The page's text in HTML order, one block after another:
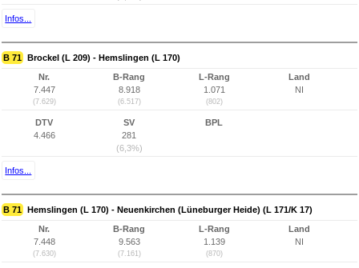
Infos...
B 71 Brockel (L 209) - Hemslingen (L 170)
Nr.
7.447
(7.629)
B-Rang
8.918
(6.517)
L-Rang
1.071
(802)
Land
NI
DTV
4.466
SV
281
(6,3%)
BPL
Infos...
B 71 Hemslingen (L 170) - Neuenkirchen (Lüneburger Heide) (L 171/K 17)
Nr.
7.448
(7.630)
B-Rang
9.563
(7.161)
L-Rang
1.139
(870)
Land
NI